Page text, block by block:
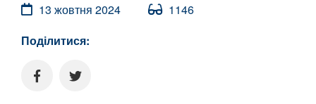
13 жовтня 2024
1146
Поділитися: